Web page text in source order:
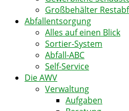
Großbehälter
Abfallentsorgung
Alles auf einen Blick
Sortier-System
Abfall-ABC
Self-Service
Die AWV
Verwaltung
Aufgaben